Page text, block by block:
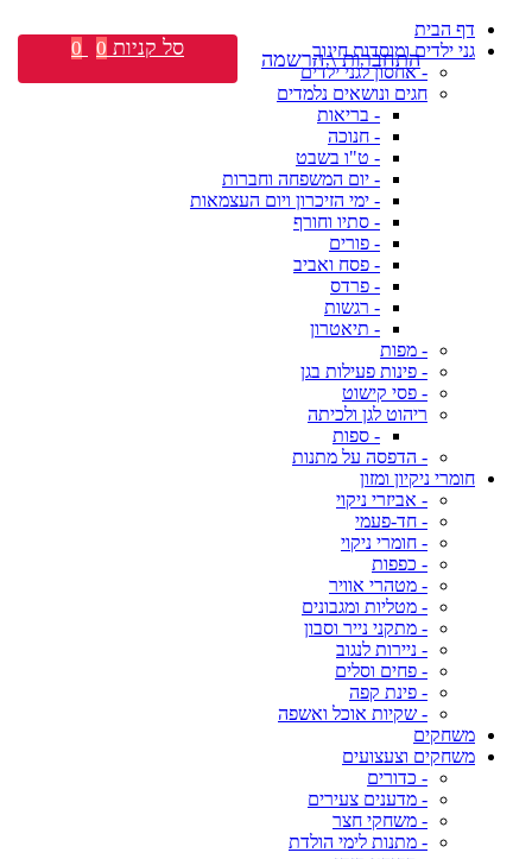
דף הבית
גני ילדים ומוסדות חינוך
- אחסון לגני ילדים
חגים ונושאים נלמדים
- בריאות
- חנוכה
- ט"ו בשבט
- יום המשפחה וחברות
- ימי הזיכרון ויום העצמאות
- סתיו וחורף
- פורים
- פסח ואביב
- פרדס
- רגשות
- תיאטרון
- מפות
- פינות פעילות בגן
- פסי קישוט
ריהוט לגן ולכיתה
- ספות
- הדפסה על מתנות
חומרי ניקיון ומזון
- אביזרי ניקוי
- חד-פעמי
- חומרי ניקוי
- כפפות
- מטהרי אוויר
- מטליות ומגבונים
- מתקני נייר וסבון
- ניירות לנגוב
- פחים וסלים
- פינת קפה
- שקיות אוכל ואשפה
משחקים
משחקים וצעצועים
- כדורים
- מדענים צעירים
- משחקי חצר
- מתנות לימי הולדת
התחברות \ הרשמה סל קניות 0
0